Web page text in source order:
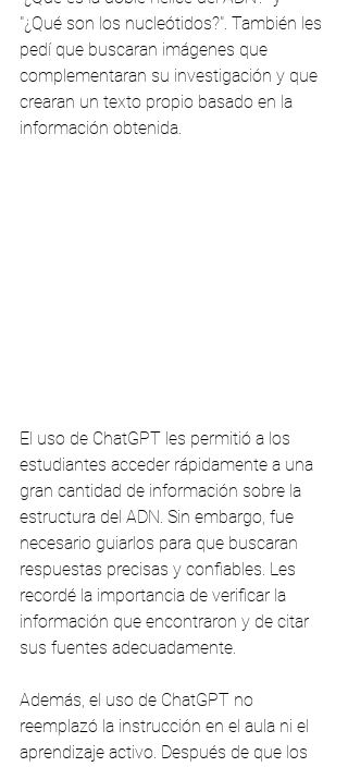
"¿Qué son los nucleótidos?". También les
pedí que buscaran imágenes que
complementaran su investigación y que
crearan un texto propio basado en la
información obtenida.
El uso de ChatGPT les permitió a los
estudiantes acceder rápidamente a una
gran cantidad de información sobre la
estructura del ADN. Sin embargo, fue
necesario guiarlos para que buscaran
respuestas precisas y confiables. Les
recordé la importancia de verificar la
información que encontraron y de citar
sus fuentes adecuadamente.
Además, el uso de ChatGPT no
reemplazó la instrucción en el aula ni el
aprendizaje activo. Después de que los